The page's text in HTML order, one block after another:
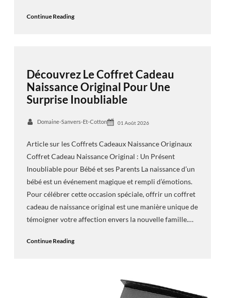
Continue Reading
Découvrez Le Coffret Cadeau
Naissance Original Pour Une
Surprise Inoubliable
Domaine-Sanvers-Et-Cotton 01 Août 2026
Article sur les Coffrets Cadeaux Naissance Originaux
Coffret Cadeau Naissance Original : Un Présent
Inoubliable pour Bébé et ses Parents La naissance d’un
bébé est un événement magique et rempli d’émotions.
Pour célébrer cette occasion spéciale, offrir un coffret
cadeau de naissance original est une manière unique de
témoigner votre affection envers la nouvelle famille.…
Continue Reading